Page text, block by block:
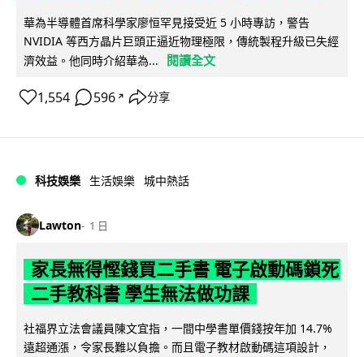
華為半導體首席科學家廖恒罕見接受近 5 小時專訪，警告
NVIDIA 等西方晶片巨頭正逼近物理極限，傳統製程升級已失經
濟效益。他同時介紹華為...
閱讀全文
1,554 596 ↗ 分享
科技娛樂 生活娛樂 城中熱話
Lawton 1 日
家長無得慳錢買二手書 電子啟動碼鎖死
二手教科書 學生無法做功課
社福界立法會議員陳文宜指，一間中學書單價錢按年加 14.7%
遠超通漲，令家長難以負擔。而且電子教材啟動碼這項設計，